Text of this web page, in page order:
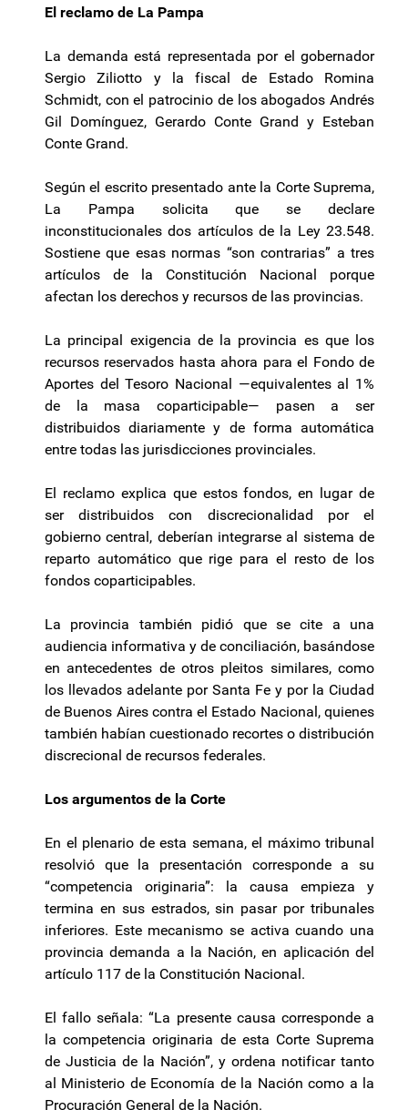
El reclamo de La Pampa
La demanda está representada por el gobernador
Sergio Ziliotto y la fiscal de Estado Romina
Schmidt, con el patrocinio de los abogados Andrés
Gil Domínguez, Gerardo Conte Grand y Esteban
Conte Grand.
Según el escrito presentado ante la Corte Suprema,
La Pampa solicita que se declare
inconstitucionales dos artículos de la Ley 23.548.
Sostiene que esas normas “son contrarias” a tres
artículos de la Constitución Nacional porque
afectan los derechos y recursos de las provincias.
La principal exigencia de la provincia es que los
recursos reservados hasta ahora para el Fondo de
Aportes del Tesoro Nacional —equivalentes al 1%
de la masa coparticipable— pasen a ser
distribuidos diariamente y de forma automática
entre todas las jurisdicciones provinciales.
El reclamo explica que estos fondos, en lugar de
ser distribuidos con discrecionalidad por el
gobierno central, deberían integrarse al sistema de
reparto automático que rige para el resto de los
fondos coparticipables.
La provincia también pidió que se cite a una
audiencia informativa y de conciliación, basándose
en antecedentes de otros pleitos similares, como
los llevados adelante por Santa Fe y por la Ciudad
de Buenos Aires contra el Estado Nacional, quienes
también habían cuestionado recortes o distribución
discrecional de recursos federales.
Los argumentos de la Corte
En el plenario de esta semana, el máximo tribunal
resolvió que la presentación corresponde a su
“competencia originaria”: la causa empieza y
termina en sus estrados, sin pasar por tribunales
inferiores. Este mecanismo se activa cuando una
provincia demanda a la Nación, en aplicación del
artículo 117 de la Constitución Nacional.
El fallo señala: “La presente causa corresponde a
la competencia originaria de esta Corte Suprema
de Justicia de la Nación”, y ordena notificar tanto
al Ministerio de Economía de la Nación como a la
Procuración General de la Nación.